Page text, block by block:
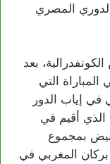
المصري
بعد
التي
في إياب الدور
الذي أقيم في
بمجموع
بركان المغربي في